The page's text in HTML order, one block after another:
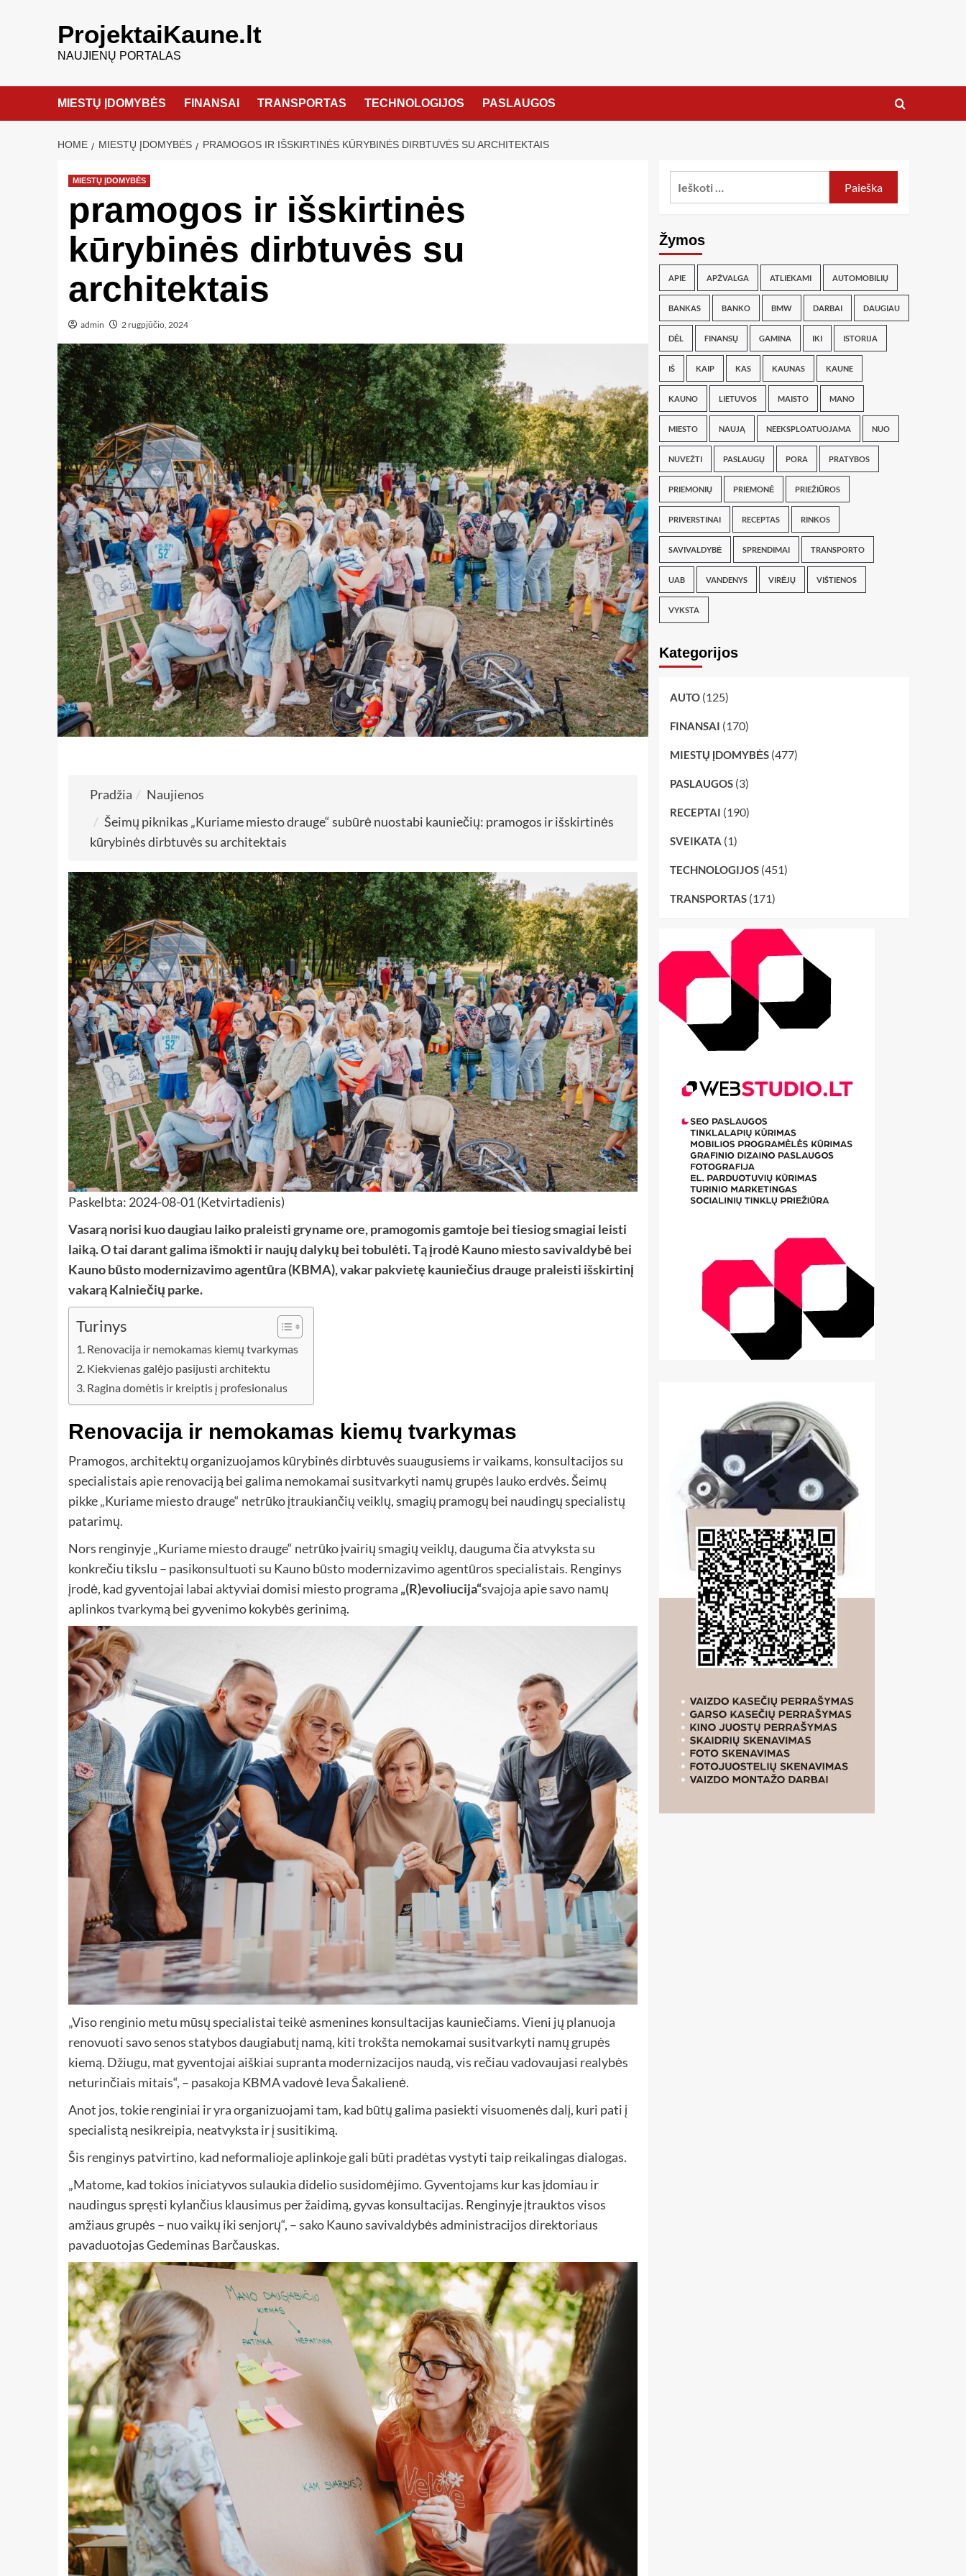
ProjektaiKaune.lt
NAUJIENŲ PORTALAS
MIESTŲ ĮDOMYBĖS FINANSAI TRANSPORTAS TECHNOLOGIJOS PASLAUGOS
HOME MIESTŲ ĮDOMYBĖS PRAMOGOS IR IŠSKIRTINĖS KŪRYBINĖS DIRBTUVĖS SU ARCHITEKTAIS
MIESTŲ ĮDOMYBĖS
pramogos ir išskirtinės
kūrybinės dirbtuvės su
architektais
admin 2 rugpjūčio, 2024
Pradžia
Naujienos
Šeimų piknikas „Kuriame miesto drauge“ subūrė nuostabi kauniečių: pramogos ir išskirtinės
kūrybinės dirbtuvės su architektais
Paskelbta: 2024-08-01 (Ketvirtadienis)
Vasarą norisi kuo daugiau laiko praleisti gryname ore, pramogomis gamtoje bei tiesiog smagiai leisti
laiką. O tai darant galima išmokti ir naujų dalykų bei tobulėti. Tą įrodė Kauno miesto savivaldybė bei
Kauno būsto modernizavimo agentūra (KBMA), vakar pakvietę kauniečius drauge praleisti išskirtinį
vakarą Kalniečių parke.
Turinys
Renovacija ir nemokamas kiemų tvarkymas
Kiekvienas galėjo pasijusti architektu
Ragina domėtis ir kreiptis į profesionalus
Renovacija ir nemokamas kiemų tvarkymas
Pramogos, architektų organizuojamos kūrybinės dirbtuvės suaugusiems ir vaikams, konsultacijos su
specialistais apie renovaciją bei galima nemokamai susitvarkyti namų grupės lauko erdvės. Šeimų
pikke „Kuriame miesto drauge“ netrūko įtraukiančių veiklų, smagių pramogų bei naudingų specialistų
patarimų.
Nors renginyje „Kuriame miesto drauge“ netrūko įvairių smagių veiklų, dauguma čia atvyksta su
konkrečiu tikslu – pasikonsultuoti su Kauno būsto modernizavimo agentūros specialistais. Renginys
įrodė, kad gyventojai labai aktyviai domisi miesto programa „(R)evoliucija“svajoja apie savo namų
aplinkos tvarkymą bei gyvenimo kokybės gerinimą.
„Viso renginio metu mūsų specialistai teikė asmenines konsultacijas kauniečiams. Vieni jų planuoja
renovuoti savo senos statybos daugiabutį namą, kiti trokšta nemokamai susitvarkyti namų grupės
kiemą. Džiugu, mat gyventojai aiškiai supranta modernizacijos naudą, vis rečiau vadovaujasi realybės
neturinčiais mitais“, – pasakoja KBMA vadovė Ieva Šakalienė.
Anot jos, tokie renginiai ir yra organizuojami tam, kad būtų galima pasiekti visuomenės dalį, kuri pati į
specialistą nesikreipia, neatvyksta ir į susitikimą.
Šis renginys patvirtino, kad neformalioje aplinkoje gali būti pradėtas vystyti taip reikalingas dialogas.
„Matome, kad tokios iniciatyvos sulaukia didelio susidomėjimo. Gyventojams kur kas įdomiau ir
naudingus spręsti kylančius klausimus per žaidimą, gyvas konsultacijas. Renginyje įtrauktos visos
amžiaus grupės – nuo ​​vaikų iki senjorų“, – sako Kauno savivaldybės administracijos direktoriaus
pavaduotojas Gedeminas Barčauskas.
Žymos
APIE APŽVALGA ATLIEKAMI AUTOMOBILIŲ
BANKAS BANKO BMW DARBAI DAUGIAU
DĖL FINANSŲ GAMINA IKI ISTORIJA
IŠ KAIP KAS KAUNAS KAUNE
KAUNO LIETUVOS MAISTO MANO
MIESTO NAUJĄ NEEKSPLOATUOJAMA NUO
NUVEŽTI PASLAUGŲ PORA PRATYBOS
PRIEMONIŲ PRIEMONĖ PRIEŽIŪROS
PRIVERSTINAI RECEPTAS RINKOS
SAVIVALDYBĖ SPRENDIMAI TRANSPORTO
UAB VANDENYS VIRĖJŲ VIŠTIENOS
VYKSTA
Kategorijos
AUTO(125)
FINANSAI (170)
MIESTŲ ĮDOMYBĖS(477)
PASLAUGOS(3)
RECEPTAI (190)
SVEIKATA (1)
TECHNOLOGIJOS(451)
TRANSPORTAS(171)